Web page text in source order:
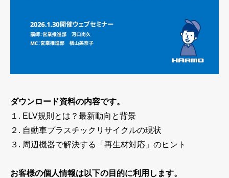
安全講習
ハーモについて
ダウンロード資料の内容です。
１. ELV規則とは？最新動向と背景
２. 自動車プラスチックリサイクルの現状
３. 周辺機器で解決する「再生材対応」のヒント
お客様の個人情報は以下の目的に利用します。